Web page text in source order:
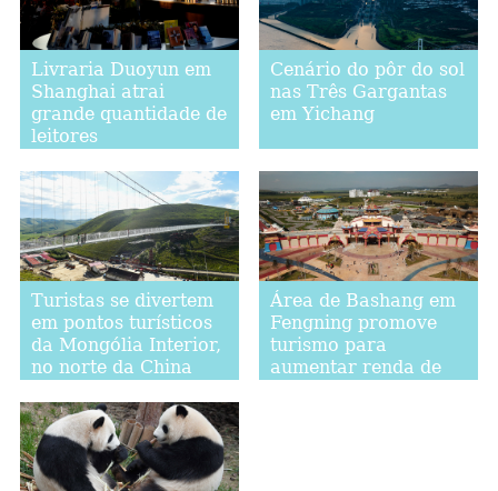
Livraria Duoyun em
Shanghai atrai
grande quantidade de
leitores
Cenário do pôr do sol
nas Três Gargantas
em Yichang
Turistas se divertem
em pontos turísticos
da Mongólia Interior,
no norte da China
Área de Bashang em
Fengning promove
turismo para
aumentar renda de